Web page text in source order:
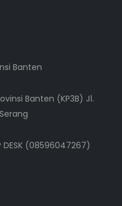
Banten
Banten (KP3B) Jl.
(08596047267)